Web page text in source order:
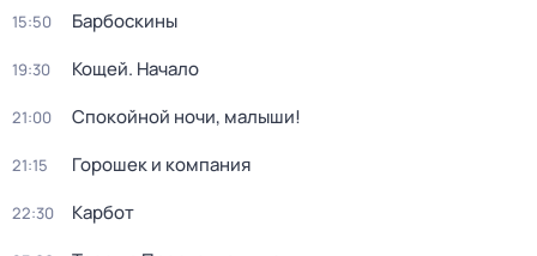
15:50 Барбоскины
19:30 Кощей. Начало
21:00 Спокойной ночи, малыши!
21:15 Горошек и компания
22:30 Карбот